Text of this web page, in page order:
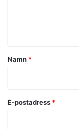
a
Namn *
E-postadress *